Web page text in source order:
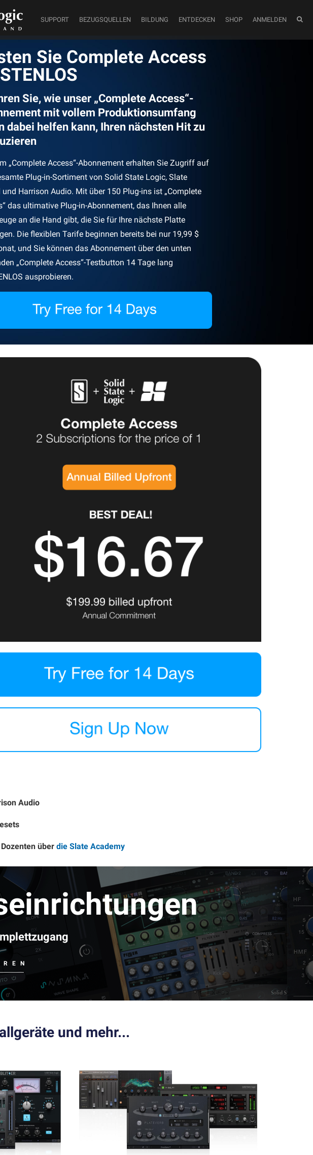
SUPPORT BEZUGSQUELLEN BILDUNG ENTDECKEN SHOP ANMELDEN
Sie Complete Access
Sie, wie unser „Complete Access“-
mit vollem Produktionsumfang
dabei helfen kann, Ihren nächsten Hit zu
„Complete Access“-Abonnement erhalten Sie Zugriff auf
Plug-in-Sortiment von Solid State Logic, Slate
und Harrison Audio. Mit über 150 Plug-ins ist „Complete
das ultimative Plug-in-Abonnement, das Ihnen alle
an die Hand gibt, die Sie für Ihre nächste Platte
Die flexiblen Tarife beginnen bereits bei nur 19,99 $
und Sie können das Abonnement über den unten
„Complete Access“-Testbutton 14 Tage lang
ausprobieren.
Audio
über die Slate Academy
und mehr...